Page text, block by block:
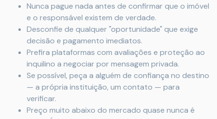
Nunca pague nada antes de confirmar que o imóvel
e o responsável existem de verdade.
Desconfie de qualquer "oportunidade" que exige
decisão e pagamento imediatos.
Prefira plataformas com avaliações e proteção ao
inquilino a negociar por mensagem privada.
Se possível, peça a alguém de confiança no destino
— a própria instituição, um contato — para
verificar.
Preço muito abaixo do mercado quase nunca é